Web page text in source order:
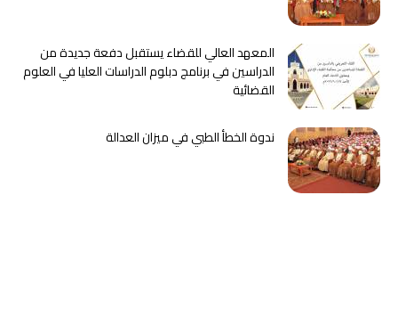
المعهد العالي للقضاء يستقبل دفعة جديدة من
الدراسين في برنامج دبلوم الدراسات العليا في العلوم
القضائية
ندوة الخطأ الطبي في ميزان العدالة